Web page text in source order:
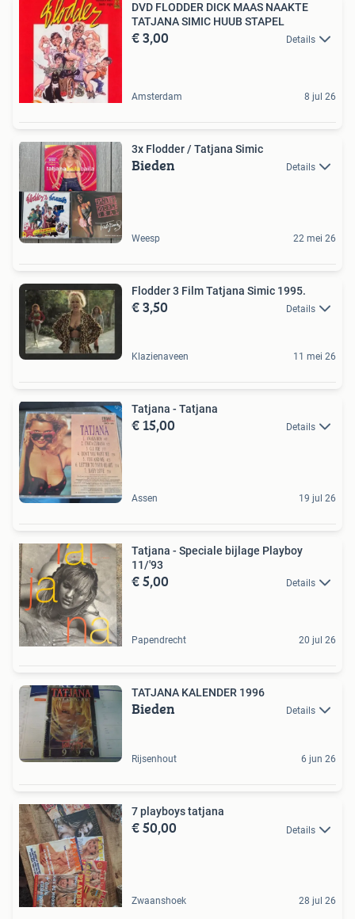
DVD FLODDER DICK MAAS NAAKTE
TATJANA SIMIC HUUB STAPEL
€ 3,00 Details
Amsterdam 8 jul 26
3x Flodder / Tatjana Simic
Bieden Details
Weesp 22 mei 26
Flodder 3 Film Tatjana Simic 1995.
€ 3,50 Details
Klazienaveen 11 mei 26
Tatjana - Tatjana
€ 15,00 Details
Assen 19 jul 26
Tatjana - Speciale bijlage Playboy
11/'93
€ 5,00 Details
Papendrecht 20 jul 26
TATJANA KALENDER 1996
Bieden Details
Rijsenhout 6 jun 26
7 playboys tatjana
€ 50,00 Details
Zwaanshoek 28 jul 26